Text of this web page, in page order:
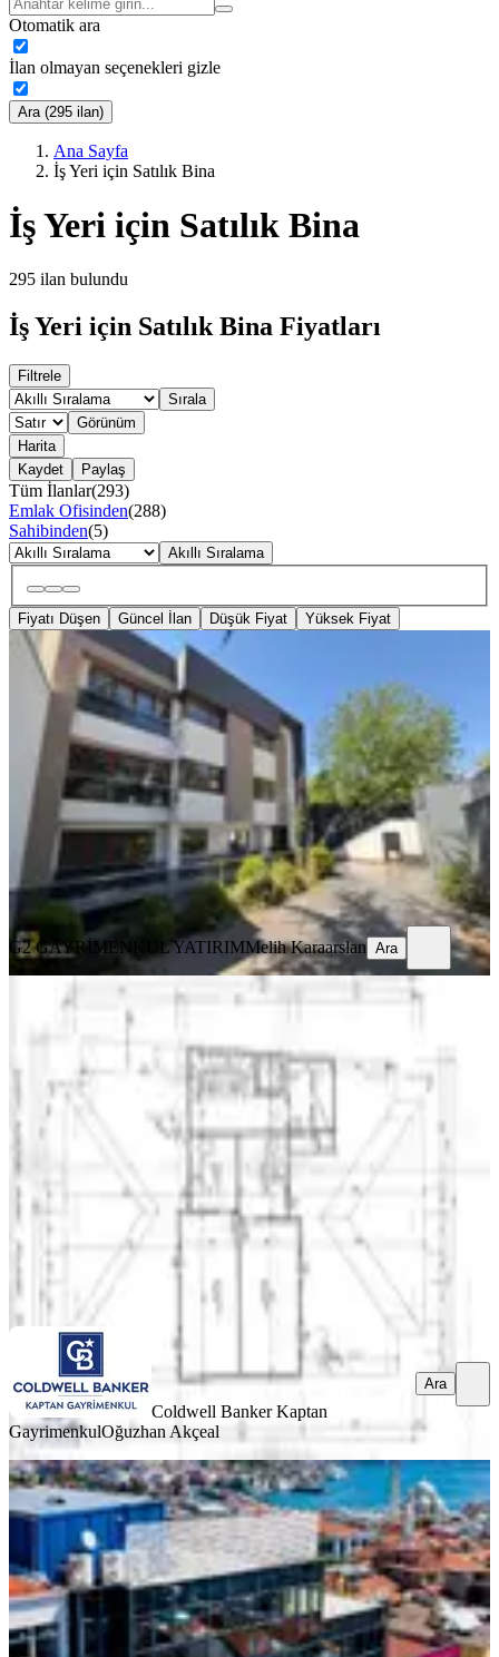
Otomatik ara
İlan olmayan seçenekleri gizle
Ara (295 ilan)
Ana Sayfa
İş Yeri için Satılık Bina
İş Yeri için Satılık Bina
295 ilan bulundu
İş Yeri için Satılık Bina Fiyatları
Filtrele
Sırala
Görünüm
Harita
Kaydet
Paylaş
Tüm İlanlar(293)
Emlak Ofisinden(288)
Sahibinden(5)
Akıllı Sıralama
Fiyatı Düşen Güncel İlan Düşük Fiyat Yüksek Fiyat
YENİ
Beysukent'te Ticari Kulllanıma
Uygun Prestijli Müstakil Bina
Ankara, Çankaya
1 Oda·451 m² 06.08.2026
62.000.000 ₺
G2 GAYRİMENKUL YATIRIMMelih Karaarslan
G2 GAYRİMENKUL YATIRIMMelih Karaarslan Ara
Kadıköy Yeldeğirmeni Komple Satılık
İstanbul, Kadıköy
1 Oda
2200 m² 05.08.2026
500.000.000 ₺
Coldwell Banker Kaptan Gayrimenkul Oğuzhan Akçeal
Ara
Coldwell Banker Kaptan
GayrimenkulOğuzhan Akçeal
Ara
YENİ
Fatih Mercan'da Otoparklı;deniz
Manzaralı Prestijli Plaza
İstanbul, Fatih
1 Oda·2401 m²·05.08.2026
370.000.000 ₺